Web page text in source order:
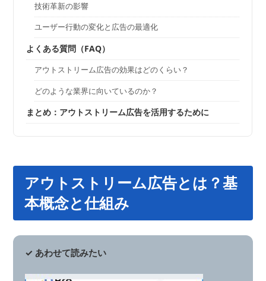
技術革新の影響
ユーザー行動の変化と広告の最適化
よくある質問（FAQ）
アウトストリーム広告の効果はどのくらい？
どのような業界に向いているのか？
まとめ：アウトストリーム広告を活用するために
アウトストリーム広告とは？基
本概念と仕組み
✓ あわせて読みたい